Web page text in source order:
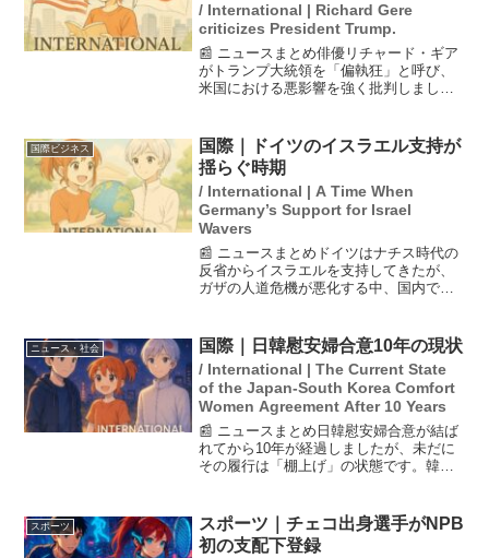
/ International | Richard Gere
criticizes President Trump.
📰 ニュースまとめ俳優リチャード・ギア
がトランプ大統領を「偏執狂」と呼び、
米国における悪影響を強く批判しまし
べ、独裁的な傾向に警告を発していま
す。ギアは映画『プリティ・ウ...
国際ビジネス
国際｜ドイツのイスラエル支持が
揺らぐ時期
/ International | A Time When
Germany’s Support for Israel
Wavers
📰 ニュースまとめドイツはナチス時代の
反省からイスラエルを支持してきたが、
ガザの人道危機が悪化する中、国内でイ
を強化する民意に直面し、対応に悩んで
いる。特に英仏がパレス...
ニュース・社会 国際｜日韓慰安婦合意10年の現状
/ International | The Current State
of the Japan-South Korea Comfort
Women Agreement After 10 Years
📰 ニュースまとめ日韓慰安婦合意が結ば
れてから10年が経過しましたが、未だに
その履行は「棚上げ」の状態です。韓国
然として日本政府に対する法的責任の認
定や公式謝罪を求めて...
スポーツ
スポーツ｜チェコ出身選手がNPB
初の支配下登録